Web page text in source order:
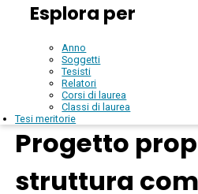
Esplora per
Anno
Soggetti
Tesisti
Relatori
Corsi di laurea
Classi di laurea
Tesi meritorie
Progetto
struttura